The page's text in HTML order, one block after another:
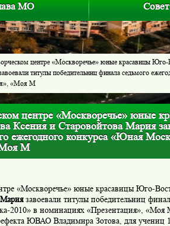
МО
центре «Москворечье» юные красавицы Юго-
титулы победительниц финала седьмого
«Моя М
центре «Москворечье» юные
Ксения и Старовойтова Мария
ежегодного конкурса «Юная
М
«Москворечье» юные красавицы Юго-
завоевали титулы победительниц
2010» в номинациях «Презентация», «Моя
ЮВАО Владимира Зотова, для учениц